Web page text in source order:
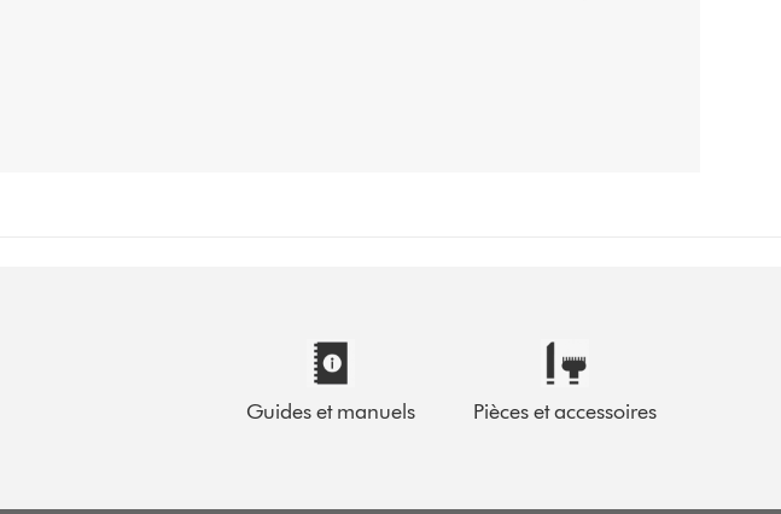
Guides et manuels Pièces et accessoires